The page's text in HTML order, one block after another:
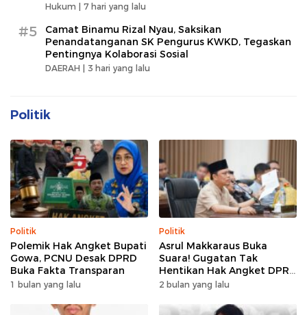
Hukum | 7 hari yang lalu
#5
Camat Binamu Rizal Nyau, Saksikan
Penandatanganan SK Pengurus KWKD, Tegaskan
Pentingnya Kolaborasi Sosial
DAERAH | 3 hari yang lalu
Politik
Politik
Polemik Hak Angket Bupati
Gowa, PCNU Desak DPRD
Buka Fakta Transparan
1 bulan yang lalu
Politik
Asrul Makkaraus Buka
Suara! Gugatan Tak
Hentikan Hak Angket DPRD
Gowa
2 bulan yang lalu